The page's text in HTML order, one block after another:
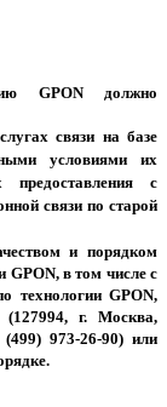
GPON должно
связи на базе
условиями их
с
связи по старой
и порядком
в том числе с
технологии GPON,
(127994, г. Москва,
973-26-90) или